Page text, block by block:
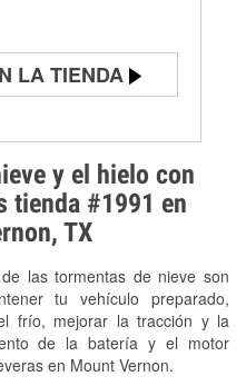
y el hielo con
tienda #1991 en
TX
las tormentas de nieve son
tu vehículo preparado,
frío, mejorar la tracción y la
de la batería y el motor
en Mount Vernon.
LA TIENDA
y
"Check Engine"
y aceite
de faros